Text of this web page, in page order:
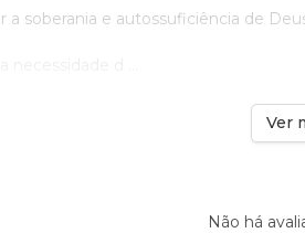
a soberania e autossuficiência de
Ver
Não há